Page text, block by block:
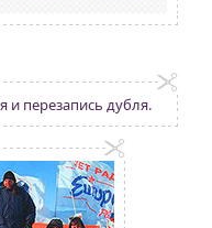
и перезапись дубля.